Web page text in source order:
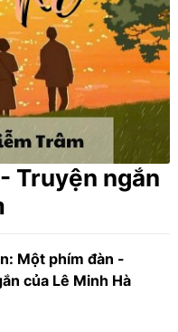
Truyện ngắn
Một phím đàn -
của Lê Minh Hà